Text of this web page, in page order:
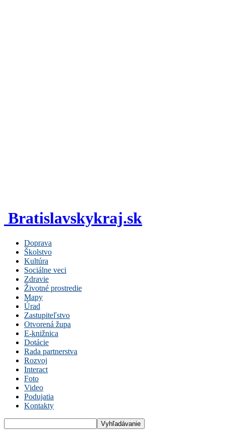
Bratislavskykraj.sk
Doprava
Školstvo
Kultúra
Sociálne veci
Zdravie
Životné prostredie
Mapy
Úrad
Zastupiteľstvo
Otvorená župa
E-knižnica
Dotácie
Rada partnerstva
Rozvoj
Interact
Foto
Video
Podujatia
Kontakty